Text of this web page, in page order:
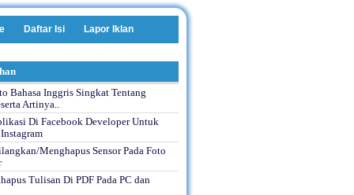
Daftar Isi Lapor Iklan
Bahasa Inggris Singkat Tentang
Artinya..
Di Facebook Developer Untuk
Menghapus Sensor Pada Foto
Tulisan Di PDF Pada PC dan